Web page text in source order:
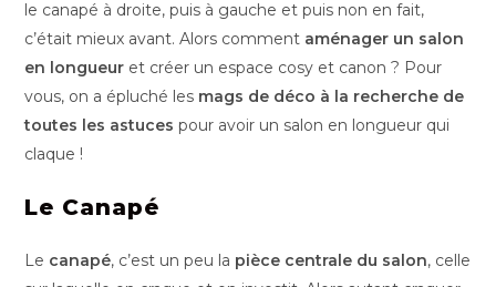
le canapé à droite, puis à gauche et puis non en fait,
c’était mieux avant. Alors comment aménager un salon
en longueur et créer un espace cosy et canon ? Pour
vous, on a épluché les mags de déco à la recherche de
toutes les astuces pour avoir un salon en longueur qui
claque !
Le Canapé
Le canapé, c’est un peu la pièce centrale du salon, celle